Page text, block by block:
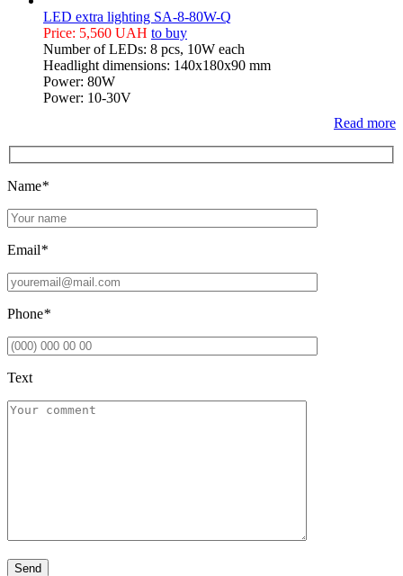
LED extra lighting SA-8-80W-Q
Price: 5,560 UAH to buy
Number of LEDs: 8 pcs, 10W each
Headlight dimensions: 140x180x90 mm
Power: 80W
Power: 10-30V
Read more
Name*
Email*
Phone*
Text